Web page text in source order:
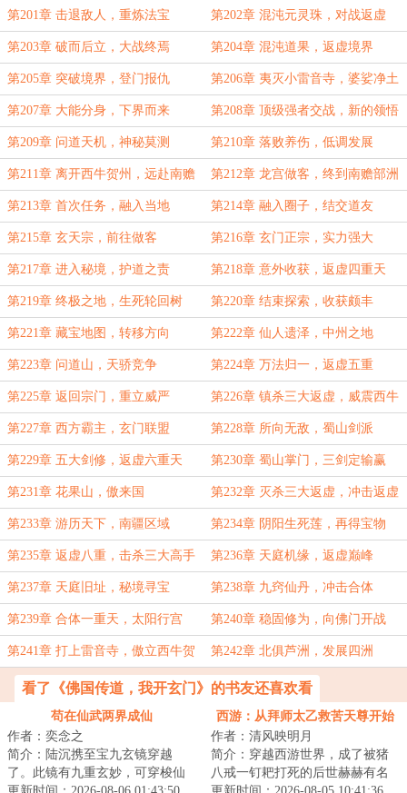
第201章 击退敌人，重炼法宝 第202章 混沌元灵珠，对战返虚
第203章 破而后立，大战终焉 第204章 混沌道果，返虚境界
第205章 突破境界，登门报仇 第206章 夷灭小雷音寺，婆娑净土
的怒火
第207章 大能分身，下界而来 第208章 顶级强者交战，新的领悟
第209章 问道天机，神秘莫测 第210章 落败养伤，低调发展
第211章 离开西牛贺州，远赴南赡
部洲
第212章 龙宫做客，终到南赡部洲
第213章 首次任务，融入当地 第214章 融入圈子，结交道友
第215章 玄天宗，前往做客 第216章 玄门正宗，实力强大
第217章 进入秘境，护道之责 第218章 意外收获，返虚四重天
第219章 终极之地，生死轮回树 第220章 结束探索，收获颇丰
第221章 藏宝地图，转移方向 第222章 仙人遗泽，中州之地
第223章 问道山，天骄竞争 第224章 万法归一，返虚五重
第225章 返回宗门，重立威严 第226章 镇杀三大返虚，威震西牛
贺州
第227章 西方霸主，玄门联盟 第228章 所向无敌，蜀山剑派
第229章 五大剑修，返虚六重天 第230章 蜀山掌门，三剑定输赢
第231章 花果山，傲来国 第232章 灭杀三大返虚，冲击返虚
七重天
第233章 游历天下，南疆区域 第234章 阴阳生死莲，再得宝物
第235章 返虚八重，击杀三大高手 第236章 天庭机缘，返虚巅峰
第237章 天庭旧址，秘境寻宝 第238章 九窍仙丹，冲击合体
第239章 合体一重天，太阳行宫 第240章 稳固修为，向佛门开战
第241章 打上雷音寺，傲立西牛贺 第242章 北俱芦洲，发展四洲
看了《佛国传道，我开玄门》的书友还喜欢看
苟在仙武两界成仙
作者：奕念之
简介：陆沉携至宝九玄镜穿越
了。此镜有九重玄妙，可穿梭仙
西游：从拜师太乙救苦天尊开始
作者：清风映明月
简介：穿越西游世界，成了被猪
八戒一钉耙打死的后世赫赫有名